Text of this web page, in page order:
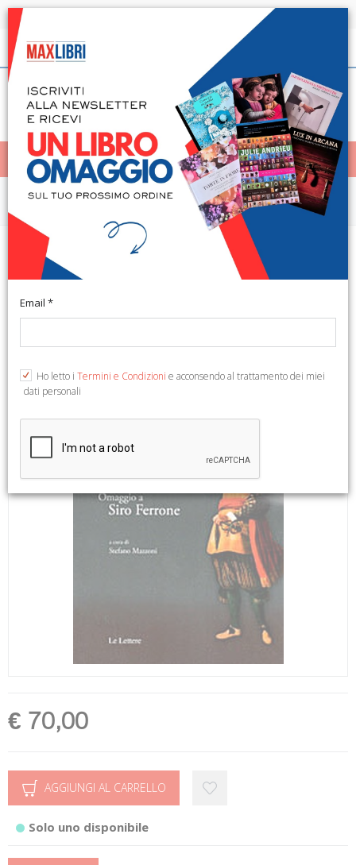
Spedizione in 24h per tutti i libri disponibili
Italiano
< Home
MENÙ
Studi di Storia dello spettacolo.
Omaggio a Siro Ferrone
€ 70,00
AGGIUNGI AL CARRELLO
Solo uno disponibile
Email *
Ho letto i Termini e Condizioni e acconsendo al trattamento dei miei
dati personali